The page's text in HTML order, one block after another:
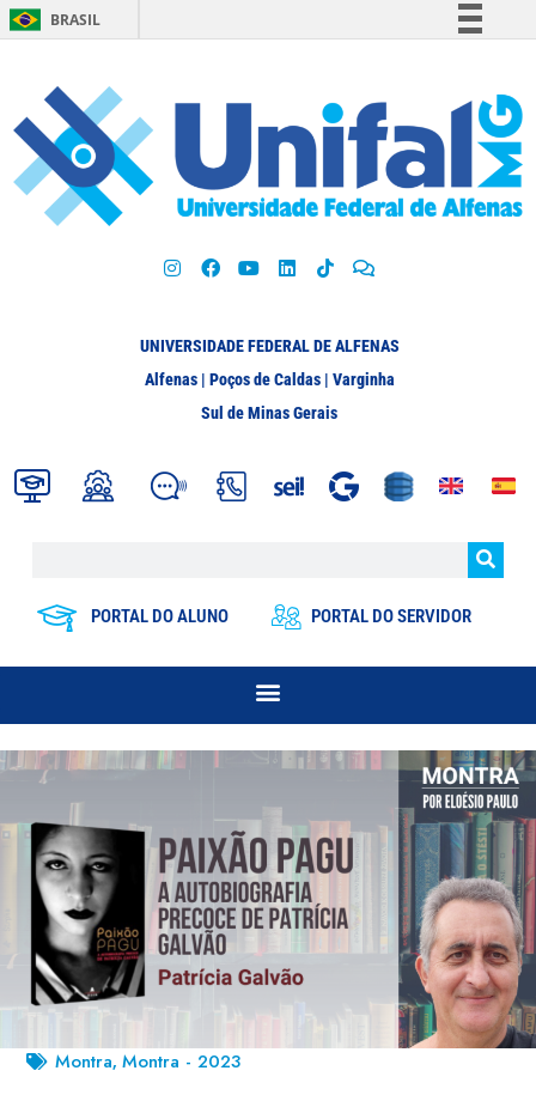
BRASIL
Participe
Acesso à informação
Legislação
UNIVERSIDADE FEDERAL DE ALFENAS
Alfenas | Poços de Caldas | Varginha
Sul de Minas Gerais
PORTAL DO ALUNO PORTAL DO SERVIDOR
Montra,Montra - 2023